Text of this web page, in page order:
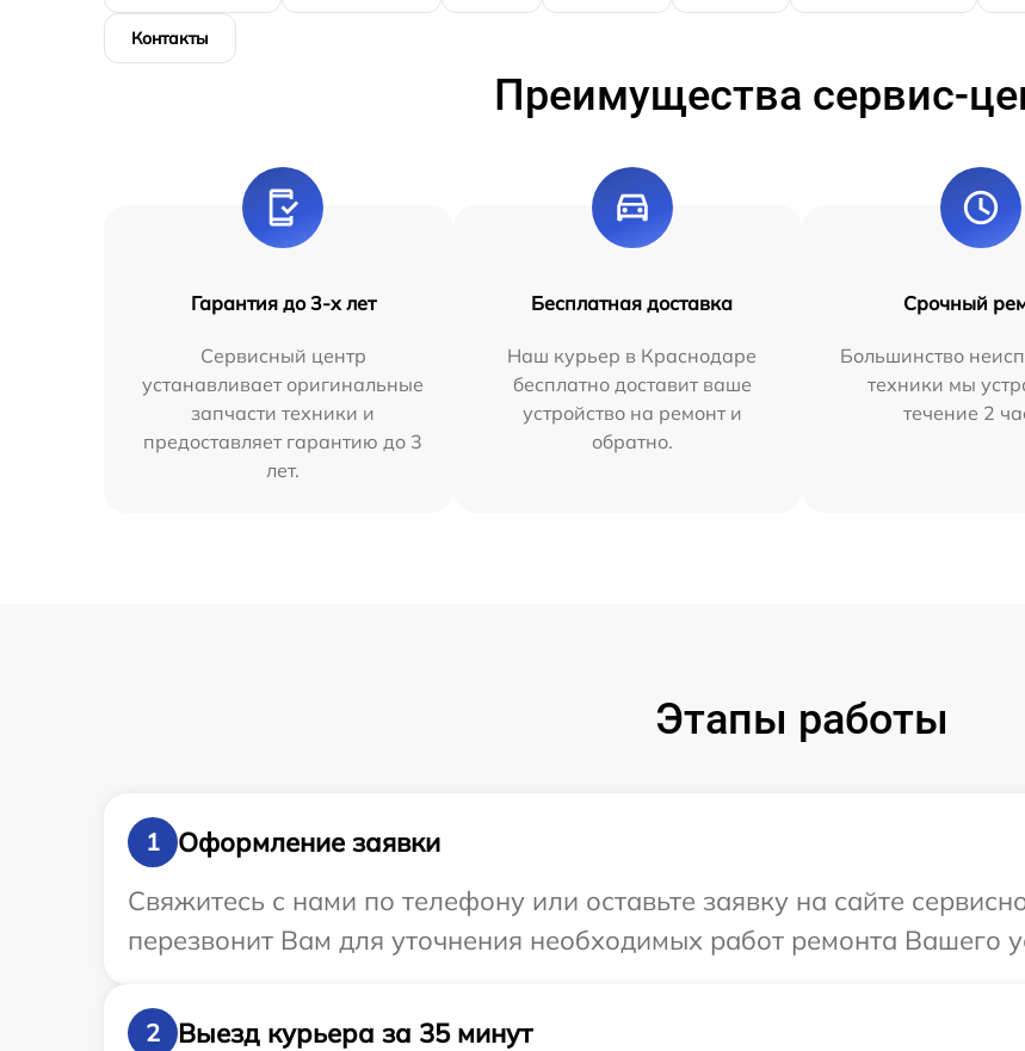
Контакты
Преимущества сервис-
Гарантия до 3-х лет
Сервисный центр
устанавливает оригинальные
запчасти техники и
предоставляет гарантию до 3
лет.
Бесплатная доставка
Наш курьер в Краснодаре
бесплатно доставит ваше
устройство на ремонт и
обратно.
Срочный
Большинство
техники мы
течение 2
Этапы работы
1
Оформление заявки
Свяжитесь с нами по телефону или оставьте заявку на сайте
перезвонит Вам для уточнения необходимых работ ремонта Вашего
2
Выезд курьера за 35 минут